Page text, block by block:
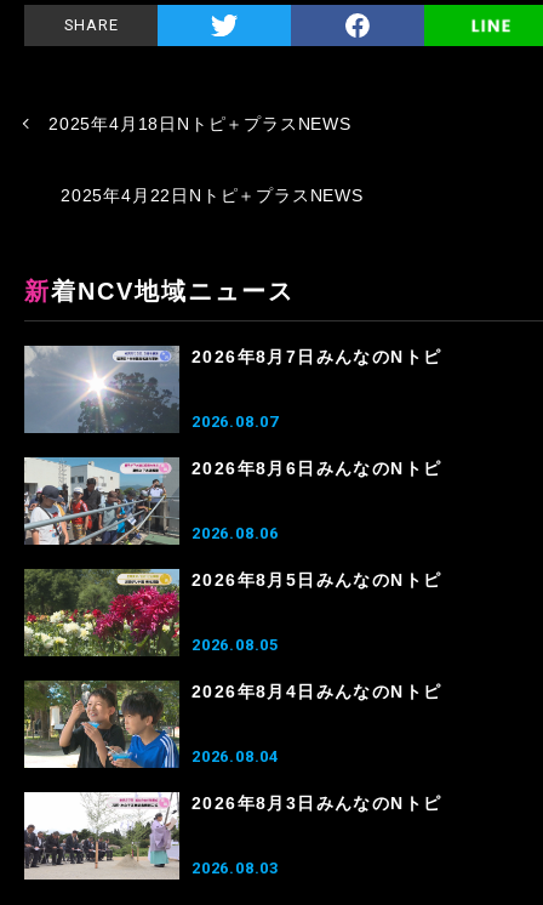
SHARE
2025年4月18日Nトピ＋プラスNEWS
2025年4月22日Nトピ＋プラスNEWS
新着NCV地域ニュース
2026年8月7日みんなのNトピ
2026.08.07
2026年8月6日みんなのNトピ
2026.08.06
2026年8月5日みんなのNトピ
2026.08.05
2026年8月4日みんなのNトピ
2026.08.04
2026年8月3日みんなのNトピ
2026.08.03